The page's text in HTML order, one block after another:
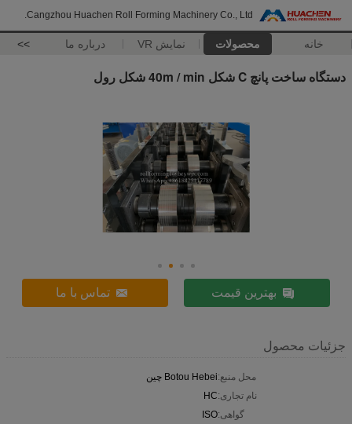
Cangzhou Huachen Roll Forming Machinery Co., Ltd.
خانه محصولات نمایش VR درباره ما >>
دستگاه ساخت پانچ C شکل 40m / min شکل رول
بهترین قیمت تماس با ما
جزئیات محصول
محل منبع:Botou Hebei چین
نام تجاری:HC
گواهی:ISO